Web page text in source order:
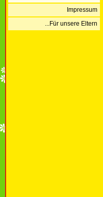
Impressum
...Für unsere Eltern